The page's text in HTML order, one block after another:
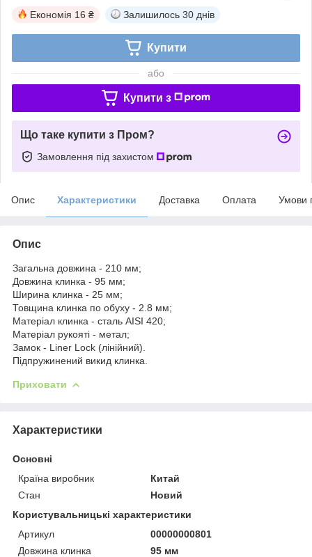
Економія 16 ₴ Залишилось 30 днів
Купити
або
Купити з
Що таке купити з Пром?
Замовлення під захистом
Опис Характеристики Доставка Оплата Умови
Опис
Загальна довжина - 210 мм;
Довжина клинка - 95 мм;
Ширина клинка - 25 мм;
Товщина клинка по обуху - 2.8 мм;
Матеріал клинка - сталь AISI 420;
Матеріал рукояті - метал;
Замок - Liner Lock (лінійний).
Підпружинений викид клинка.
Приховати
Характеристики
Основні
Країна виробник
Китай
Стан
Новий
Користувальницькі характеристики
Артикул
00000000801
Довжина клинка
95 мм